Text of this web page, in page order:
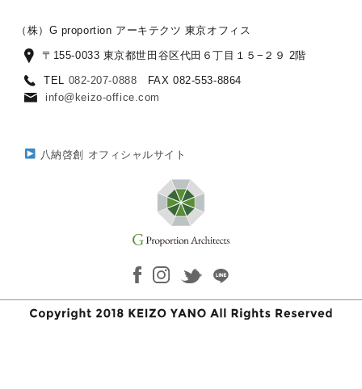
（株）G proportion アーキテクツ 東京オフィス
〒155-0033 東京都世田谷区代田６丁目１５−２９ 2階
TEL 082-207-0888 FAX 082-553-8864
info@keizo-office.com
八納啓創 オフィシャルサイト